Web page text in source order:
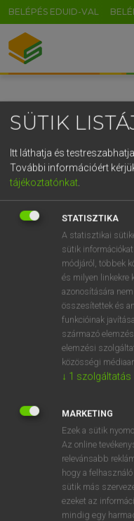
BELÉPÉS EDUID-VAL
SÜTIK
Itt láthatja és
További információért
tájékoztatónkat
STATISZTIKA
A statisztikai
sütik
módjáról, többek
és milyen linkekre
azonosítására
összesítettek és
funkcióinak
származó
elemzési
közösségi
↓ 1 szolgáltatás
MARKETING
Ezek a sütik
Az online
relevánsabb
hogy a
sütik más
ezeket az
mindig egy
GR
5
g h k l
v b n m